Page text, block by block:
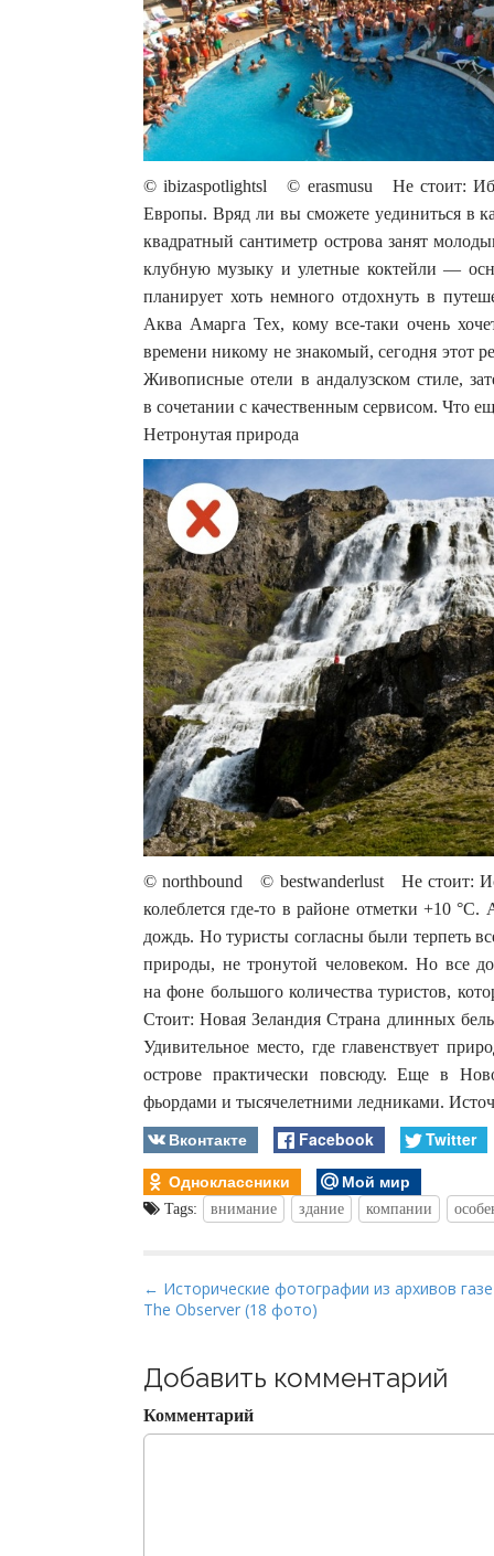
© ibizaspotlightsl © erasmusu Не стоит:
Европы. Вряд ли вы сможете уединиться в
квадратный сантиметр острова занят
клубную музыку и улетные коктейли —
планирует хоть немного отдохнуть в
Аква Амарга Тех, кому все-таки очень
времени никому не знакомый, сегодня этот
Живописные отели в андалузском стиле,
в сочетании с качественным сервисом. Что
Нетронутая природа
© northbound © bestwanderlust Не стоит:
колеблется где-то в районе отметки +10
дождь. Но туристы согласны были терпеть
природы, не тронутой человеком. Но все
на фоне большого количества туристов,
Стоит: Новая Зеландия Страна длинных
Удивительное место, где главенствует
острове практически повсюду. Еще в
фьордами и тысячелетними ледниками.
Вконтакте Facebook
Twitter
Одноклассники
Мой мир
Tags: внимание здание компании
P
o
t
n
a
← Исторические фотографии из архивов
The Observer (18 фото)
Добавить комментарий
Комментарий